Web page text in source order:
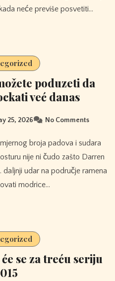
neće previše posvetiti…
poduzeti da
već danas
25, 2026 No Comments
nije ni čudo zašto Darren
udar na područje ramena
modrice…
se za treću seriju